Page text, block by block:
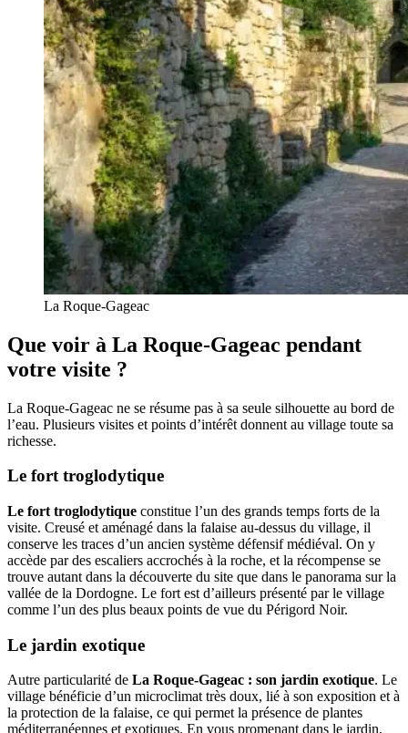
La Roque-Gageac
Que voir à La Roque-Gageac pendant
votre visite ?
La Roque-Gageac ne se résume pas à sa seule silhouette au bord de
l’eau. Plusieurs visites et points d’intérêt donnent au village toute sa
richesse.
Le fort troglodytique
Le fort troglodytique constitue l’un des grands temps forts de la
visite. Creusé et aménagé dans la falaise au-dessus du village, il
conserve les traces d’un ancien système défensif médiéval. On y
accède par des escaliers accrochés à la roche, et la récompense se
trouve autant dans la découverte du site que dans le panorama sur la
vallée de la Dordogne. Le fort est d’ailleurs présenté par le village
comme l’un des plus beaux points de vue du Périgord Noir.
Le jardin exotique
Autre particularité de La Roque-Gageac : son jardin exotique. Le
village bénéficie d’un microclimat très doux, lié à son exposition et à
la protection de la falaise, ce qui permet la présence de plantes
méditerranéennes et exotiques. En vous promenant dans le jardin,